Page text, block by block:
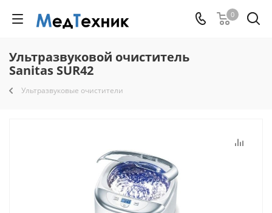
0
Ультразвуковой очиститель
Sanitas SUR42
Ультразвуковые очистители